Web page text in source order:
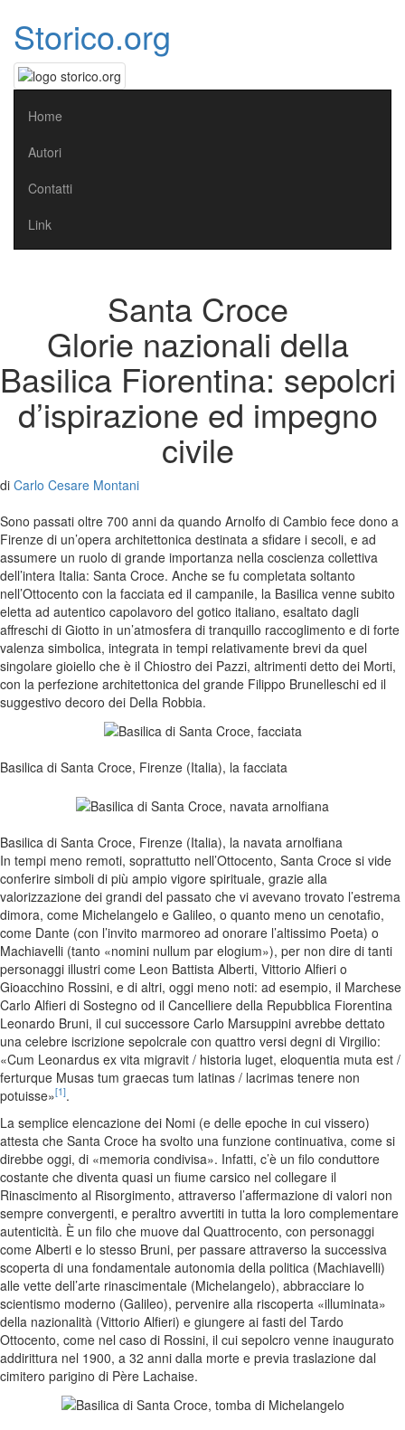
Storico.org
Home
Autori
Contatti
Link
Santa Croce
Glorie nazionali della
Basilica Fiorentina: sepolcri
d’ispirazione ed impegno
civile
di Carlo Cesare Montani
Sono passati oltre 700 anni da quando Arnolfo di Cambio fece dono a
Firenze di un’opera architettonica destinata a sfidare i secoli, e ad
assumere un ruolo di grande importanza nella coscienza collettiva
dell’intera Italia: Santa Croce. Anche se fu completata soltanto
nell’Ottocento con la facciata ed il campanile, la Basilica venne subito
eletta ad autentico capolavoro del gotico italiano, esaltato dagli
affreschi di Giotto in un’atmosfera di tranquillo raccoglimento e di forte
valenza simbolica, integrata in tempi relativamente brevi da quel
singolare gioiello che è il Chiostro dei Pazzi, altrimenti detto dei Morti,
con la perfezione architettonica del grande Filippo Brunelleschi ed il
suggestivo decoro dei Della Robbia.
Basilica di Santa Croce, Firenze (Italia), la facciata
Basilica di Santa Croce, Firenze (Italia), la navata arnolfiana
In tempi meno remoti, soprattutto nell’Ottocento, Santa Croce si vide
conferire simboli di più ampio vigore spirituale, grazie alla
valorizzazione dei grandi del passato che vi avevano trovato l’estrema
dimora, come Michelangelo e Galileo, o quanto meno un cenotafio,
come Dante (con l’invito marmoreo ad onorare l’altissimo Poeta) o
Machiavelli (tanto «nomini nullum par elogium»), per non dire di tanti
personaggi illustri come Leon Battista Alberti, Vittorio Alfieri o
Gioacchino Rossini, e di altri, oggi meno noti: ad esempio, il Marchese
Carlo Alfieri di Sostegno od il Cancelliere della Repubblica Fiorentina
Leonardo Bruni, il cui successore Carlo Marsuppini avrebbe dettato
una celebre iscrizione sepolcrale con quattro versi degni di Virgilio:
«Cum Leonardus ex vita migravit / historia luget, eloquentia muta est /
ferturque Musas tum graecas tum latinas / lacrimas tenere non
potuisse»[1].
La semplice elencazione dei Nomi (e delle epoche in cui vissero)
attesta che Santa Croce ha svolto una funzione continuativa, come si
direbbe oggi, di «memoria condivisa». Infatti, c’è un filo conduttore
costante che diventa quasi un fiume carsico nel collegare il
Rinascimento al Risorgimento, attraverso l’affermazione di valori non
sempre convergenti, e peraltro avvertiti in tutta la loro complementare
autenticità. È un filo che muove dal Quattrocento, con personaggi
come Alberti e lo stesso Bruni, per passare attraverso la successiva
scoperta di una fondamentale autonomia della politica (Machiavelli)
alle vette dell’arte rinascimentale (Michelangelo), abbracciare lo
scientismo moderno (Galileo), pervenire alla riscoperta «illuminata»
della nazionalità (Vittorio Alfieri) e giungere ai fasti del Tardo
Ottocento, come nel caso di Rossini, il cui sepolcro venne inaugurato
addirittura nel 1900, a 32 anni dalla morte e previa traslazione dal
cimitero parigino di Père Lachaise.